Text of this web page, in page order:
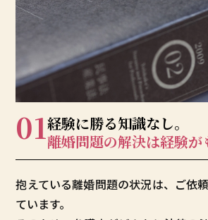
01経験に勝る知識なし。
離婚問題の解決は経験が
抱えている離婚問題の状況は、ご依
ています。